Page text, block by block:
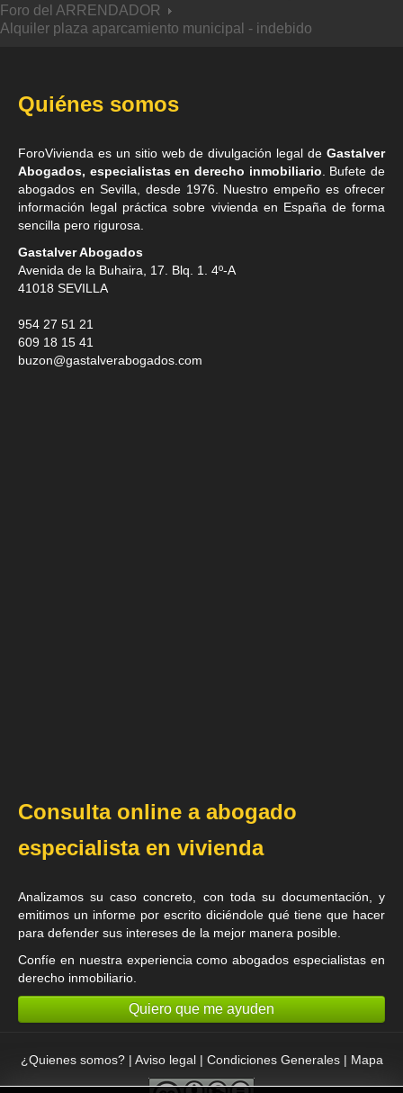
Foro del ARRENDADOR
Alquiler plaza aparcamiento municipal - indebido
Quiénes somos
ForoVivienda es un sitio web de divulgación legal de Gastalver
Abogados, especialistas en derecho inmobiliario . Bufete de
abogados en Sevilla , desde 1976. Nuestro empeño es ofrecer
información legal práctica sobre vivienda en España de forma
sencilla pero rigurosa.
Gastalver Abogados
Avenida de la Buhaira, 17. Blq. 1. 4º-A
41018 SEVILLA
954 27 51 21
609 18 15 41
buzon@gastalverabogados.com
Consulta online a abogado
especialista en vivienda
Analizamos su caso concreto, con toda su documentación, y
emitimos un informe por escrito diciéndole qué tiene que hacer
para defender sus intereses de la mejor manera posible.
Confíe en nuestra experiencia comoabogados especialistas en
derecho inmobiliario
Quiero que me ayuden
¿Quienes somos?| Aviso legal| Condiciones Generales| Mapa